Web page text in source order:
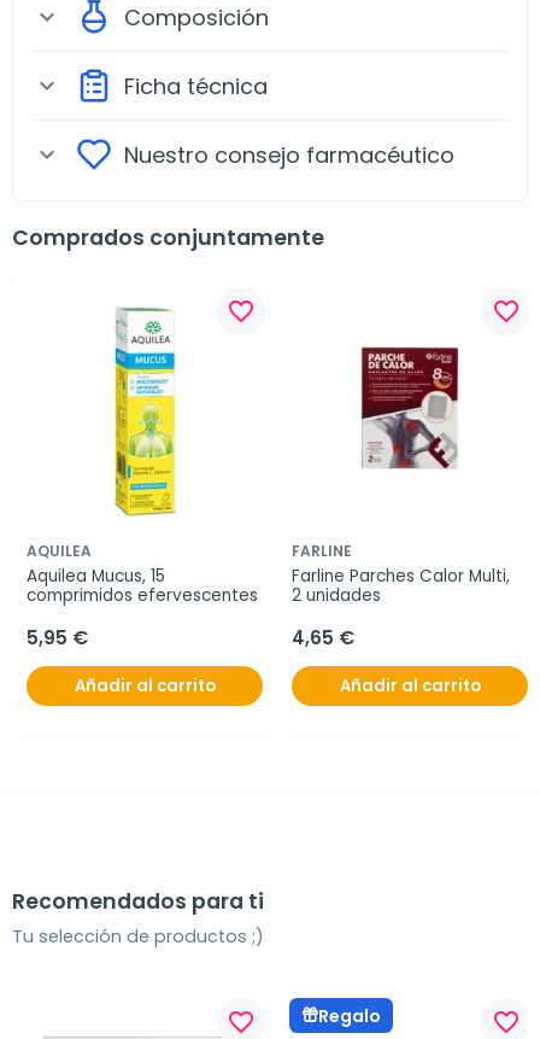
expand_more Composición
expand_more Ficha técnica
expand_more Nuestro consejo farmacéutico
Comprados conjuntamente
favorite_border
AQUILEA
Aquilea Mucus, 15
comprimidos efervescentes
5,95 €
Añadir al carrito
favorite_border
FARLINE
Farline Parches Calor Multi,
2 unidades
4,65 €
Añadir al carrito
Recomendados para ti
Tu selección de productos ;)
favorite_border Regalo favorite_border